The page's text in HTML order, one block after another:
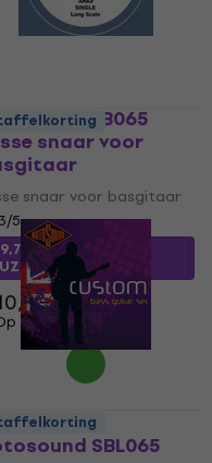
PSB065
snaar voor
snaar voor basgitaar
/5
met code
10
voorraad
SBL065